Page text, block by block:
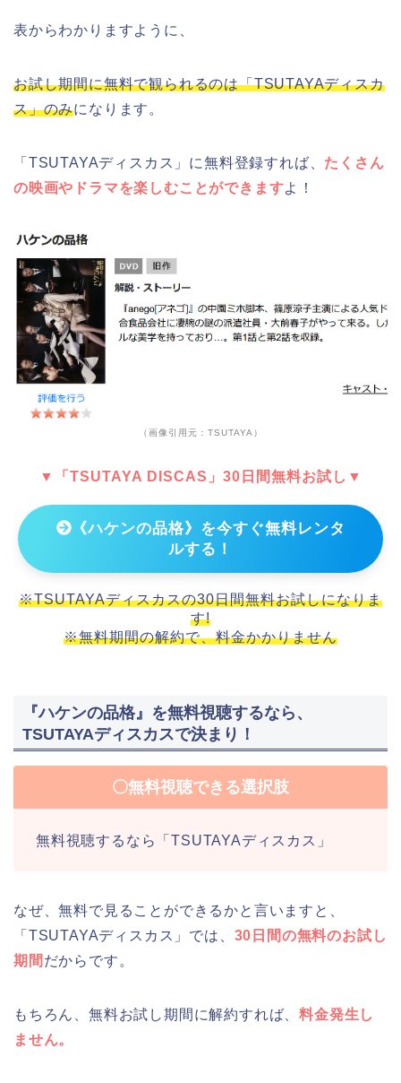
表からわかりますように、
お試し期間に無料で観られるのは「TSUTAYAディスカ
ス」のみになります。
「TSUTAYAディスカス」に無料登録すれば、 たくさん
の映画やドラマを楽しむことができますよ！
（画像引用元：TSUTAYA）
▼「TSUTAYA DISCAS」30日間無料お試し▼
《ハケンの品格》を今すぐ無料レンタ
ルする！
※TSUTAYAディスカスの30日間無料お試しになりま
す!
※無料期間の解約で、料金かかりません
『ハケンの品格』を無料視聴するなら、
TSUTAYAディスカスで決まり！
〇無料視聴できる選択肢
無料視聴するなら「TSUTAYAディスカス」
なぜ、無料で見ることができるかと言いますと、
「TSUTAYAディスカス」では、 30日間の無料のお試し
期間 だからです。
もちろん、無料お試し期間に解約すれば、料金発生し
ません。